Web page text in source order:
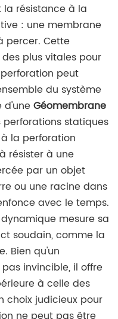
la résistance à la
: une membrane
percer. Cette
plus vitales pour
peut
du système
d'uneGéomembrane
statiques
la perforation
résister à une
par un objet
ou une racine dans
avec le temps.
mesure sa
soudain, comme la
Bien qu'un
invincible, il offre
à celle des
choix judicieux pour
ne peut pas être